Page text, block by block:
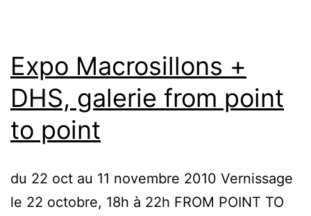
Expo Macrosillons +
DHS, galerie from point
to point
du 22 oct au 11 novembre 2010 Vernissage
le 22 octobre, 18h à 22h FROM POINT TO